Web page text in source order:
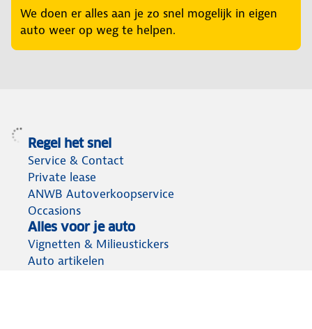
We doen er alles aan je zo snel mogelijk in eigen
auto weer op weg te helpen.
Regel het snel
Service & Contact
Private lease
ANWB Autoverkoopservice
Occasions
Alles voor je auto
Vignetten & Milieustickers
Auto artikelen